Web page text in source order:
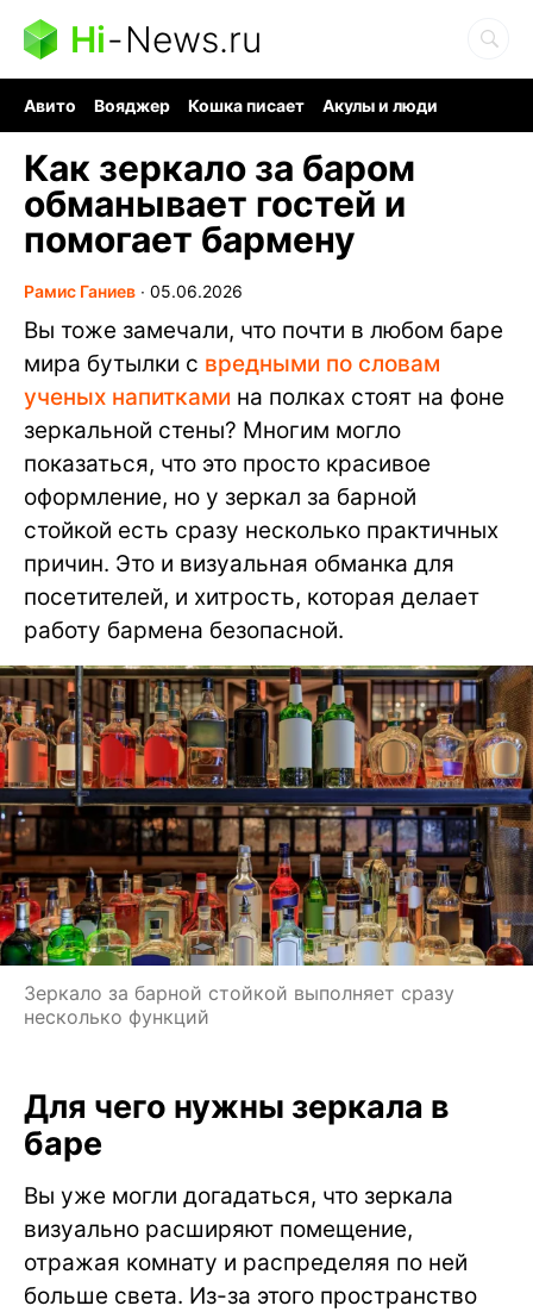
Hi-News.ru
Авито Вояджер Кошка писает
Акулы и люди
Как зеркало за баром
обманывает гостей и
помогает бармену
Рамис Ганиев ∙ 05.06.2026
Вы тоже замечали, что почти в любом баре
мира бутылки с вредными по словам
ученых напитками на полках стоят на фоне
зеркальной стены? Многим могло
показаться, что это просто красивое
оформление, но у зеркал за барной
стойкой есть сразу несколько практичных
причин. Это и визуальная обманка для
посетителей, и хитрость, которая делает
работу бармена безопасной.
Зеркало за барной стойкой выполняет сразу
несколько функций
Для чего нужны зеркала в
баре
Вы уже могли догадаться, что зеркала
визуально расширяют помещение,
отражая комнату и распределяя по ней
больше света. Из-за этого пространство